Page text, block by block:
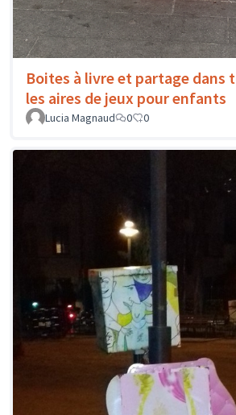
Boites à livre et partage dans
les aires de jeux pour enfants
Lucia Magnaud
0 0